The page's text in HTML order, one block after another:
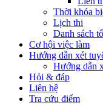
Thời khóa
Lịch thi
Danh sách
Cơ hội việc làm
Hướng dẫn xét
Hướng dẫn
Hỏi & đáp
Liên hệ
Tra cứu điểm